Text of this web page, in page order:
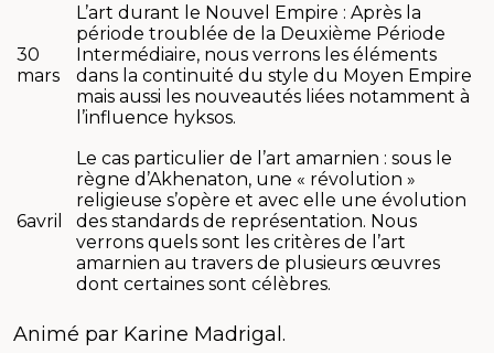
30
mars
L’art durant le Nouvel Empire : Après la
période troublée de la Deuxième Période
Intermédiaire, nous verrons les éléments
dans la continuité du style du Moyen Empire
mais aussi les nouveautés liées notamment à
l’influence hyksos.
6avril
Le cas particulier de l’art amarnien : sous le
règne d’Akhenaton, une « révolution »
religieuse s’opère et avec elle une évolution
des standards de représentation. Nous
verrons quels sont les critères de l’art
amarnien au travers de plusieurs œuvres
dont certaines sont célèbres.
Animé par Karine Madrigal.